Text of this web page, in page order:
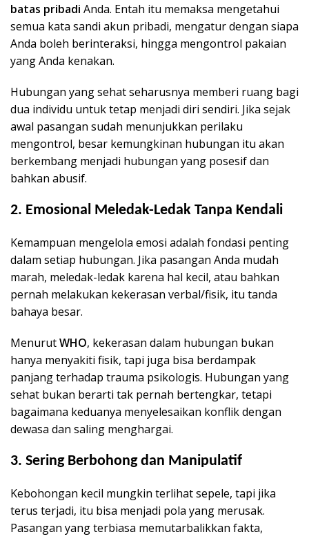
batas pribadi Anda. Entah itu memaksa mengetahui
semua kata sandi akun pribadi, mengatur dengan siapa
Anda boleh berinteraksi, hingga mengontrol pakaian
yang Anda kenakan.
Hubungan yang sehat seharusnya memberi ruang bagi
dua individu untuk tetap menjadi diri sendiri. Jika sejak
awal pasangan sudah menunjukkan perilaku
mengontrol, besar kemungkinan hubungan itu akan
berkembang menjadi hubungan yang posesif dan
bahkan abusif.
2. Emosional Meledak-Ledak Tanpa Kendali
Kemampuan mengelola emosi adalah fondasi penting
dalam setiap hubungan. Jika pasangan Anda mudah
marah, meledak-ledak karena hal kecil, atau bahkan
pernah melakukan kekerasan verbal/fisik, itu tanda
bahaya besar.
MenurutWHO, kekerasan dalam hubungan bukan
hanya menyakiti fisik, tapi juga bisa berdampak
panjang terhadap trauma psikologis. Hubungan yang
sehat bukan berarti tak pernah bertengkar, tetapi
bagaimana keduanya menyelesaikan konflik dengan
dewasa dan saling menghargai.
3. Sering Berbohong dan Manipulatif
Kebohongan kecil mungkin terlihat sepele, tapi jika
terus terjadi, itu bisa menjadi pola yang merusak.
Pasangan yang terbiasa memutarbalikkan fakta,